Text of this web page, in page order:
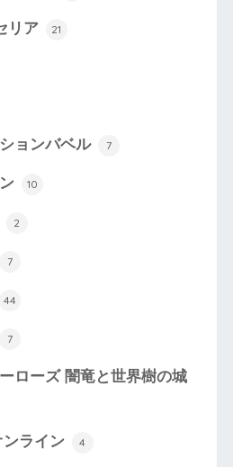
リア 21
ョンバベル 7
10
2
7
44
7
ローズ 闇竜と世界樹の城
ンライン 4